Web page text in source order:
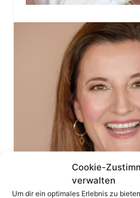
Cookie-
verwalten
Um dir ein optimales Erlebnis zu